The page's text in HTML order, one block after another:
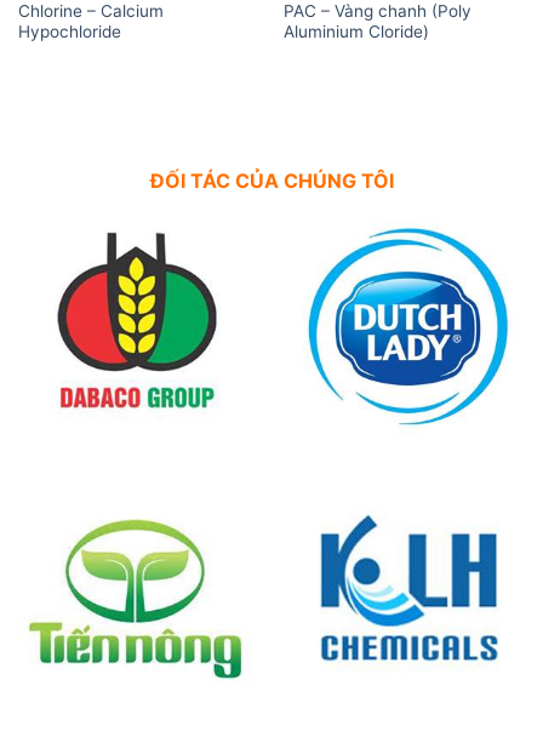
Chlorine – Calcium
Hypochloride
PAC – Vàng chanh (Poly
Aluminium Cloride)
ĐỐI TÁC CỦA CHÚNG TÔI